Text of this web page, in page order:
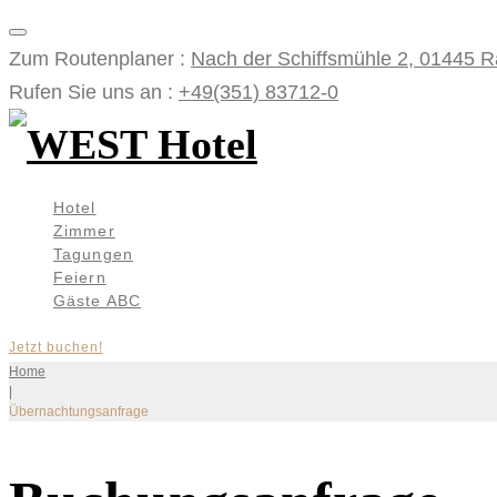
Skip
to
content
Zum Routenplaner : Nach der Schiffsmühle 2, 01445
Rufen Sie uns an : +49(351) 83712-0
Hotel
Zimmer
Tagungen
Feiern
Gäste ABC
Jetzt buchen!
Home
Übernachtungsanfrage